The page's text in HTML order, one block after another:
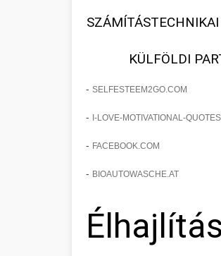
KÜLFÖLDI
- SELFESTEEM2GO.COM
- I-LOVE-MOTIVATIONAL-
- FACEBOOK.COM
- BIOAUTOWASCHE.AT
Élhajlítás